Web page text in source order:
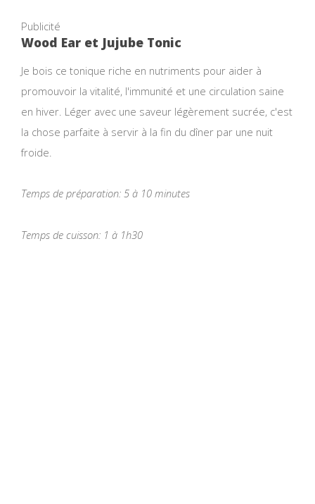
Publicité
Wood Ear et Jujube Tonic
Je bois ce tonique riche en nutriments pour aider à
promouvoir la vitalité, l'immunité et une circulation saine
en hiver. Léger avec une saveur légèrement sucrée, c'est
la chose parfaite à servir à la fin du dîner par une nuit
froide.
Temps de préparation: 5 à 10 minutes
Temps de cuisson: 1 à 1h30